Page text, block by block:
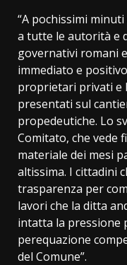
“A pochissimi
a tutte le autorità e
governativi romani
immediato e
proprietari privati e
presentati sul
propedeutiche. Lo
Comitato, che vede
materiale dei mesi
altissima. I cittadini
trasparenza per
lavori che la ditta
intatta la pressione
perequazione
del Comune”.